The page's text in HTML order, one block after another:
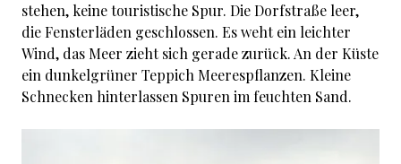
stehen, keine touristische Spur. Die Dorfstraße leer,
die Fensterläden geschlossen. Es weht ein leichter
Wind, das Meer zieht sich gerade zurück. An der Küste
ein dunkelgrüner Teppich Meerespflanzen. Kleine
Schnecken hinterlassen Spuren im feuchten Sand.